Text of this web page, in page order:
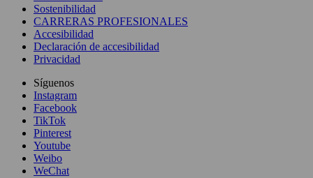
Sostenibilidad
CARRERAS PROFESIONALES
Accesibilidad
Declaración de accesibilidad
Privacidad
Síguenos
Instagram
Facebook
TikTok
Pinterest
Youtube
Weibo
WeChat